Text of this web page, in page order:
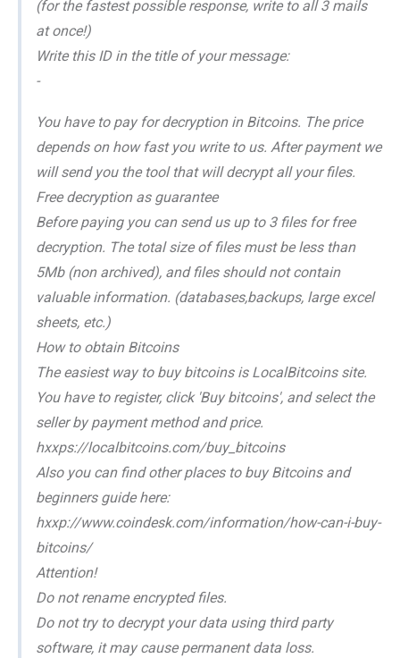
(for the fastest possible response, write to all 3 mails
at once!)
Write this ID in the title of your message:
-
You have to pay for decryption in Bitcoins. The price
depends on how fast you write to us. After payment we
will send you the tool that will decrypt all your files.
Free decryption as guarantee
Before paying you can send us up to 3 files for free
decryption. The total size of files must be less than
5Mb (non archived), and files should not contain
valuable information. (databases,backups, large excel
sheets, etc.)
How to obtain Bitcoins
The easiest way to buy bitcoins is LocalBitcoins site.
You have to register, click 'Buy bitcoins', and select the
seller by payment method and price.
hxxps://localbitcoins.com/buy_bitcoins
Also you can find other places to buy Bitcoins and
beginners guide here:
hxxp://www.coindesk.com/information/how-can-i-buy-
bitcoins/
Attention!
Do not rename encrypted files.
Do not try to decrypt your data using third party
software, it may cause permanent data loss.